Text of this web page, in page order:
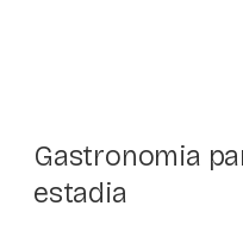
Gastronomia
estadia